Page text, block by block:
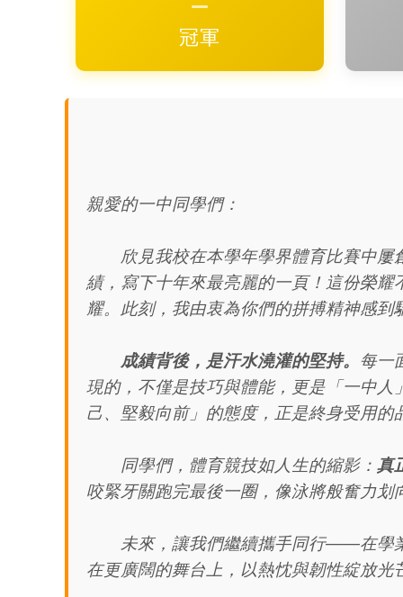
冠軍
親愛的一中同學們：
欣見我校在本學年學界體育比賽中屢
績，寫下十年來最亮麗的一頁！這份榮
耀。此刻，我由衷為你們的拼搏精神感到
成績背後，是汗水澆灌的堅持。 每一
現的，不僅是技巧與體能，更是「一中
己、堅毅向前」的態度，正是終身受用的
同學們，體育競技如人生的縮影： 真
咬緊牙關跑完最後一圈，像泳將般奮力
未來，讓我們繼續攜手同行——在學業
在更廣闊的舞台上，以熱忱與韌性綻放光